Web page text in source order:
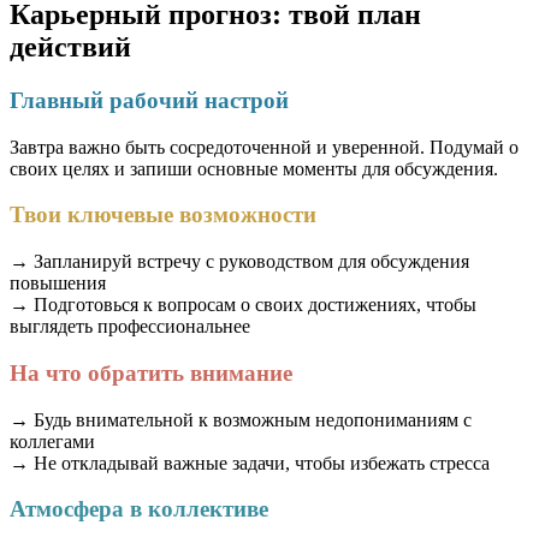
Карьерный прогноз: твой план
действий
Главный рабочий настрой
Завтра важно быть сосредоточенной и уверенной. Подумай о
своих целях и запиши основные моменты для обсуждения.
Твои ключевые возможности
→ Запланируй встречу с руководством для обсуждения
повышения
→ Подготовься к вопросам о своих достижениях, чтобы
выглядеть профессиональнее
На что обратить внимание
→ Будь внимательной к возможным недопониманиям с
коллегами
→ Не откладывай важные задачи, чтобы избежать стресса
Атмосфера в коллективе